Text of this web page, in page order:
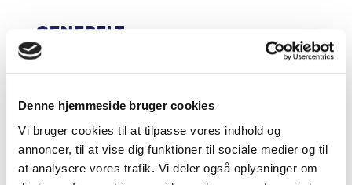
Denne hjemmeside bruger cookies
Vi bruger cookies til at tilpasse vores indhold og
annoncer, til at vise dig funktioner til sociale medier og til
at analysere vores trafik. Vi deler også oplysninger om
App integration
Apple CarPlay
Auto Hold
Generelt
Motor & Ydelse
Økonomi